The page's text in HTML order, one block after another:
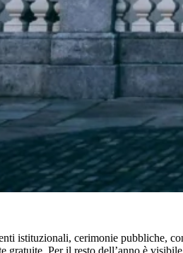
istituzionali, cerimonie pubbliche,